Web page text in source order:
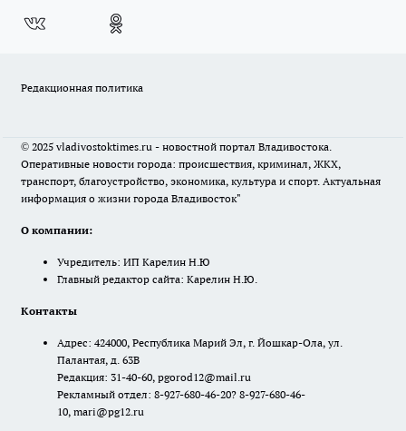
Редакционная политика
© 2025 vladivostoktimes.ru - новостной портал Владивостока.
Оперативные новости города: происшествия, криминал, ЖКХ,
транспорт, благоустройство, экономика, культура и спорт. Актуальная
информация о жизни города Владивосток"
О компании:
Учредитель: ИП Карелин Н.Ю
Главный редактор сайта: Карелин Н.Ю.
Контакты
Адрес: 424000, Республика Марий Эл, г. Йошкар-Ола, ул.
Палантая, д. 63В
Редакция: 31-40-60, pgorod12@mail.ru
Рекламный отдел: 8-927-680-46-20? 8-927-680-46-
10, mari@pg12.ru